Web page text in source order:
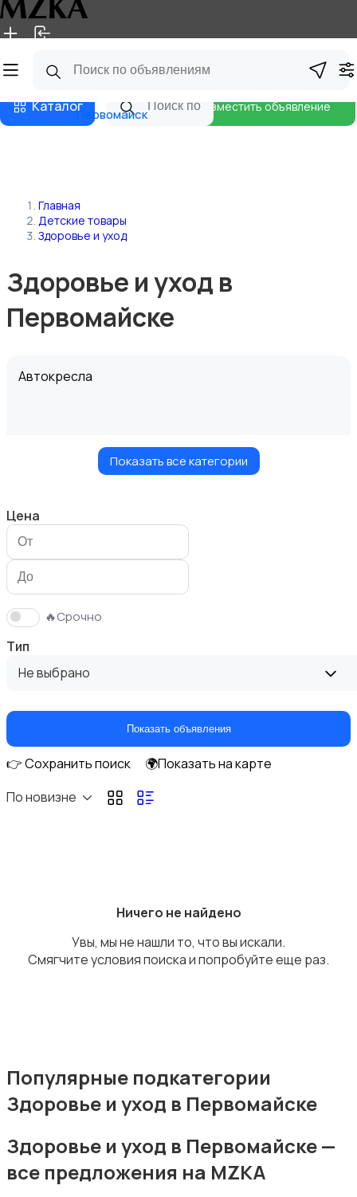
Главная Магазины
КаталогПервомайск
Разместить объявление
Главная
Детские товары
Здоровье и уход
Здоровье и уход в
Первомайске
Автокресла
Игрушки и игры
Купание
Обустройство детской
Подгузники и горшки
Показать все категории
Цена
🔥Срочно
Тип
Не выбрано
Показать объявления
👉 Сохранить поиск
🌍Показать на карте
По новизне
Ничего не найдено
Увы, мы не нашли то, что вы искали.
Смягчите условия поиска и попробуйте еще раз.
Популярные подкатегории
Здоровье и уход в Первомайске
Здоровье и уход в Первомайске —
все предложения на MZKA